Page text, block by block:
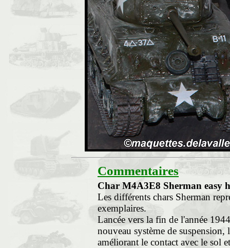
Commentaires
Char M4A3E8 Sherman easy
Les différents chars Sherman
exemplaires.
Lancée vers la fin de l'année
nouveau système de
améliorant le contact avec le sol